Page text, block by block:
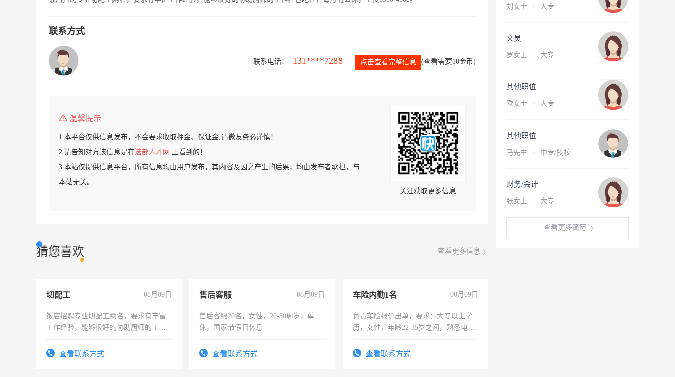
联系方式
联系电话： 131****7288 点击查看完整信息 (查看需要10金币)
温馨提示
1.本平台仅供信息发布，不会要求收取押金、保证金,请微友务必谨慎！
2.请告知对方该信息是在迭部人才网
上看到的！
3.本站仅提供信息平台，所有信息均由用户发布，其内容及因之产生的后果，均由发布者承担，与
本站无关。
关注获取更多信息
猜您喜欢 查看更多信息
切配工 08月09日
饭店招聘专业切配工两名，要求有丰富
工作经验，能够很好的协助厨师的工
4500。查看联系方式
售后客服 08月09日
售后客服20名，女性，20-30周岁，单
休，国家节假日休息
查看联系方式
车险内勤1名 08月09日
负责车险报价出单，要求：大专以上学
历，女性，年龄22-35岁之间，熟悉电脑
试用期1-3个月，转正后交纳五险，
查看联系方式
刘女士 · 大专
文员
罗女士 · 大专
其他职位
欧女士 · 大专
其他职位
马先生 · 中专/技校
财务/会计
张女士 · 大专
查看更多简历